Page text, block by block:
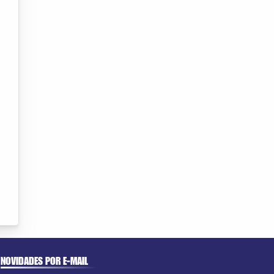
NOVIDADES POR E-MAIL